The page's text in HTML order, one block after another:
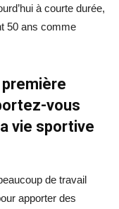
à courte durée,
50 ans comme
vous
vie sportive
de travail
apporter des